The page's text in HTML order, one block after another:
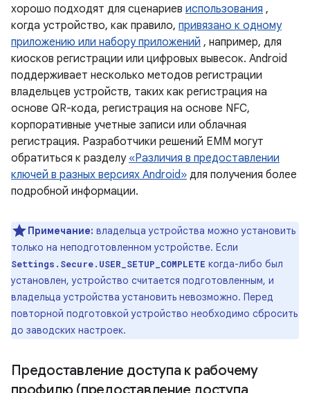
хорошо подходят для сценариев использования ,
когда устройство, как правило, привязано к одному
приложению или набору приложений , например, для
киосков регистрации или цифровых вывесок. Android
поддерживает несколько методов регистрации
владельцев устройств, таких как регистрация на
основе QR-кода, регистрация на основе NFC,
корпоративные учетные записи или облачная
регистрация. Разработчики решений EMM могут
обратиться к разделу «Различия в предоставлении
ключей в разных версиях Android» для получения более
подробной информации.
Примечание: владельца устройства можно установить
только на неподготовленном устройстве. Если
Settings.Secure.USER_SETUP_COMPLETE когда-либо был
установлен, устройство считается подготовленным, и
владельца устройства установить невозможно. Перед
повторной подготовкой устройство необходимо сбросить
до заводских настроек.
Предоставление доступа к рабочему